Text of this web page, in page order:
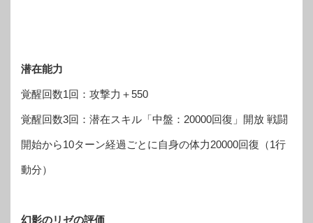
潜在能力
覚醒回数1回：攻撃力＋550
覚醒回数3回：潜在スキル「中盤：20000回復」開放 戦闘
開始から10ターン経過ごとに自身の体力20000回復（1行
動分）
幻影のリゼの評価